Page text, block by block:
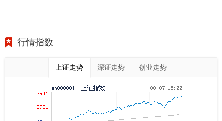
行情指数
上证走势 深证走势 创业走势